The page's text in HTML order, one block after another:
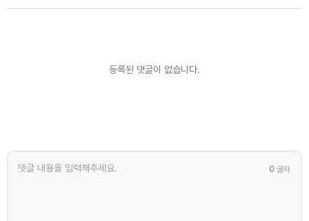
등록된 댓글이 없습니다.
0 글자